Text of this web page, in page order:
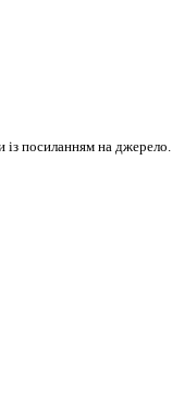
посиланням на джерело.